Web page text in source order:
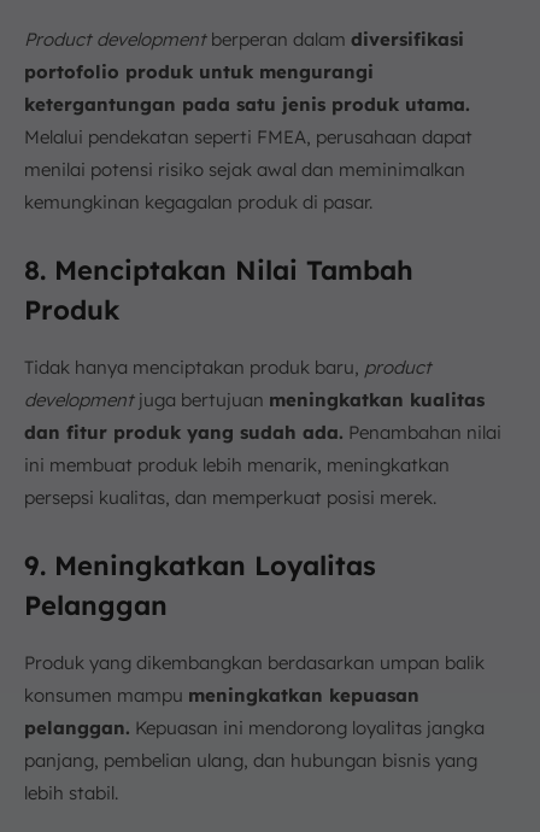
Product developmentberperan dalam diversifikasi
portofolio produk untuk mengurangi
ketergantungan pada satu jenis produk utama.
Melalui pendekatan seperti FMEA, perusahaan dapat
menilai potensi risiko sejak awal dan meminimalkan
kemungkinan kegagalan produk di pasar.
8. Menciptakan Nilai Tambah
Produk
Tidak hanya menciptakan produk baru, product
developmentjuga bertujuan meningkatkan kualitas
dan fitur produk yang sudah ada. Penambahan nilai
ini membuat produk lebih menarik, meningkatkan
persepsi kualitas, dan memperkuat posisi merek.
9. Meningkatkan Loyalitas
Pelanggan
Produk yang dikembangkan berdasarkan umpan balik
konsumen mampu meningkatkan kepuasan
pelanggan. Kepuasan ini mendorong loyalitas jangka
panjang, pembelian ulang, dan hubungan bisnis yang
lebih stabil.